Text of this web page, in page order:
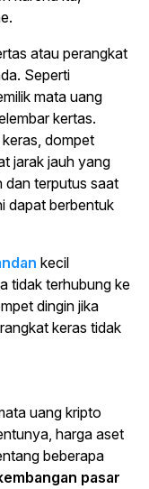
atau perangkat
Seperti
mata uang
kertas.
dompet
jarak jauh yang
dan terputus saat
dapat berbentuk
kecil
tidak terhubung ke
dingin jika
keras tidak
uang kripto
harga aset
beberapa
pasar